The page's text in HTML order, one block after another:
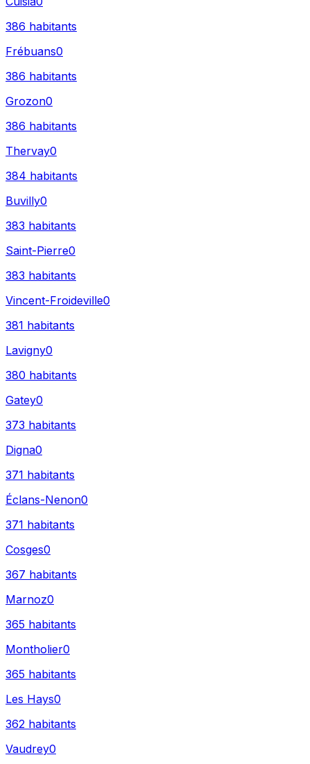
386 habitants
Frébuans0
386 habitants
Grozon0
386 habitants
Thervay0
384 habitants
Buvilly0
383 habitants
Saint-Pierre0
383 habitants
Vincent-Froideville0
381 habitants
Lavigny0
380 habitants
Gatey0
373 habitants
Digna0
371 habitants
Éclans-Nenon0
371 habitants
Cosges0
367 habitants
Marnoz0
365 habitants
Montholier0
365 habitants
Les Hays0
362 habitants
Vaudrey0